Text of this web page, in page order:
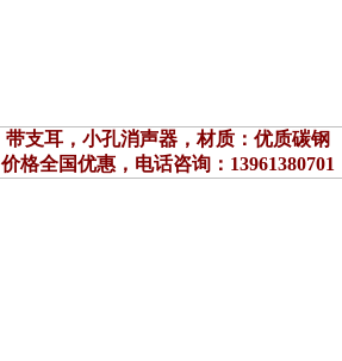
带支耳，小孔消声器，材质：优质碳钢
价格全国优惠，电话咨询：13961380701